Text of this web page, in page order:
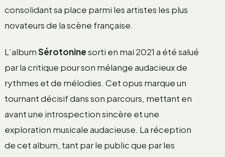
consolidant sa place parmi les artistes les plus
novateurs de la scène française.
L’albumSérotoninesorti en mai 2021 a été salué
par la critique pour son mélange audacieux de
rythmes et de mélodies. Cet opus marque un
tournant décisif dans son parcours, mettant en
avant une introspection sincère et une
exploration musicale audacieuse. La réception
de cet album, tant par le public que par les